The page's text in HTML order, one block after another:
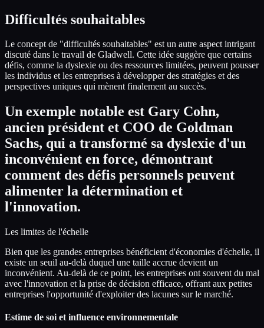
Difficultés souhaitables
Le concept de "difficultés souhaitables" est un autre aspect intrigant
discuté dans le travail de Gladwell. Cette idée suggère que certains
défis, comme la dyslexie ou des ressources limitées, peuvent pousser
les individus et les entreprises à développer des stratégies et des
perspectives uniques qui mènent finalement au succès.
Un exemple notable est Gary Cohn,
ancien président et COO de Goldman
Sachs, qui a transformé sa dyslexie d'un
inconvénient en force, démontrant
comment des défis personnels peuvent
alimenter la détermination et
l'innovation.
Les limites de l'échelle
Bien que les grandes entreprises bénéficient d'économies d'échelle, il
existe un seuil au-delà duquel une taille accrue devient un
inconvénient. Au-delà de ce point, les entreprises ont souvent du mal
avec l'innovation et la prise de décision efficace, offrant aux petites
entreprises l'opportunité d'exploiter des lacunes sur le marché.
Estime de soi et influence environnementale